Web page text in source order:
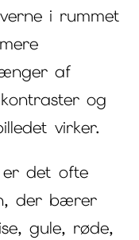
i rummet
af
og
virker.
det ofte
der bærer
gule, røde,